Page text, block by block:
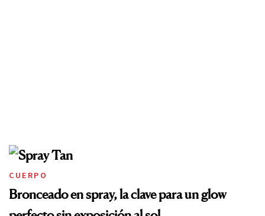
CUERPO
Bronceado en spray, la clave para un glow